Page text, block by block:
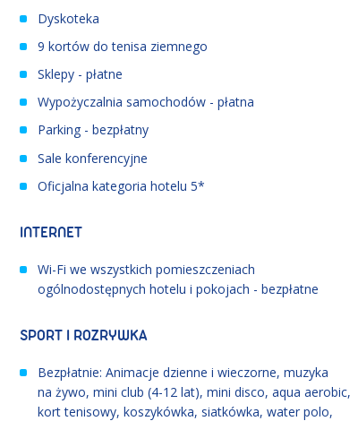
Dyskoteka
9 kortów do tenisa ziemnego
Sklepy - płatne
Wypożyczalnia samochodów - płatna
Parking - bezpłatny
Sale konferencyjne
Oficjalna kategoria hotelu 5*
INTERNET
Wi-Fi we wszystkich pomieszczeniach
ogólnodostępnych hotelu i pokojach - bezpłatne
SPORT I ROZRYWKA
Bezpłatnie: Animacje dzienne i wieczorne, muzyka
na żywo, mini club (4-12 lat), mini disco, aqua aerobic,
kort tenisowy, koszykówka, siatkówka, water polo,